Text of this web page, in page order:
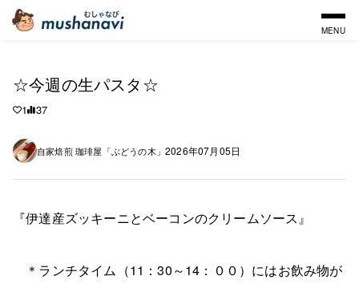
MENU
☆今週の生パスタ☆
1 37
自家焙煎 珈琲屋「ぶどうの木」 2026年07月05日
『伊達産ズッキーニとベーコンのクリームソース』
＊ランチタイム（11：30～14：００）にはお飲み物が